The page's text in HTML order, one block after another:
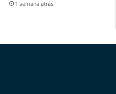
1 semana atrás